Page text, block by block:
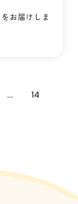
お届けしま
... 14